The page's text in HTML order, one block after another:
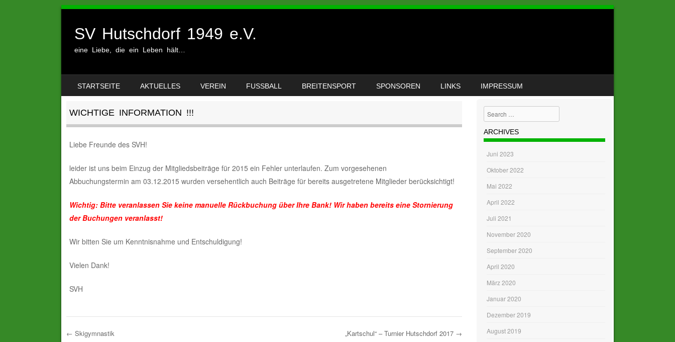
SV Hutschdorf 1949 e.V.
eine Liebe, die ein Leben hält…
MENU
STARTSEITE AKTUELLES VEREIN FUSSBALL BREITENSPORT SPONSOREN LINKS IMPRESSUM
WICHTIGE INFORMATION !!!
Liebe Freunde des SVH!
leider ist uns beim Einzug der Mitgliedsbeiträge für 2015 ein Fehler unterlaufen. Zum vorgesehenen
Abbuchungstermin am 03.12.2015 wurden versehentlich auch Beiträge für bereits ausgetretene Mitglieder berücksichtigt!
Wichtig: Bitte veranlassen Sie keine manuelle Rückbuchung über Ihre Bank! Wir haben bereits eine Stornierung
der Buchungen veranlasst!
Wir bitten Sie um Kenntnisnahme und Entschuldigung!
Vielen Dank!
SVH
← Skigymnastik „Kartschul“ – Turnier Hutschdorf 2017 →
Search
ARCHIVES
Juni 2023
Oktober 2022
Mai 2022
April 2022
Juli 2021
November 2020
September 2020
April 2020
März 2020
Januar 2020
Dezember 2019
August 2019